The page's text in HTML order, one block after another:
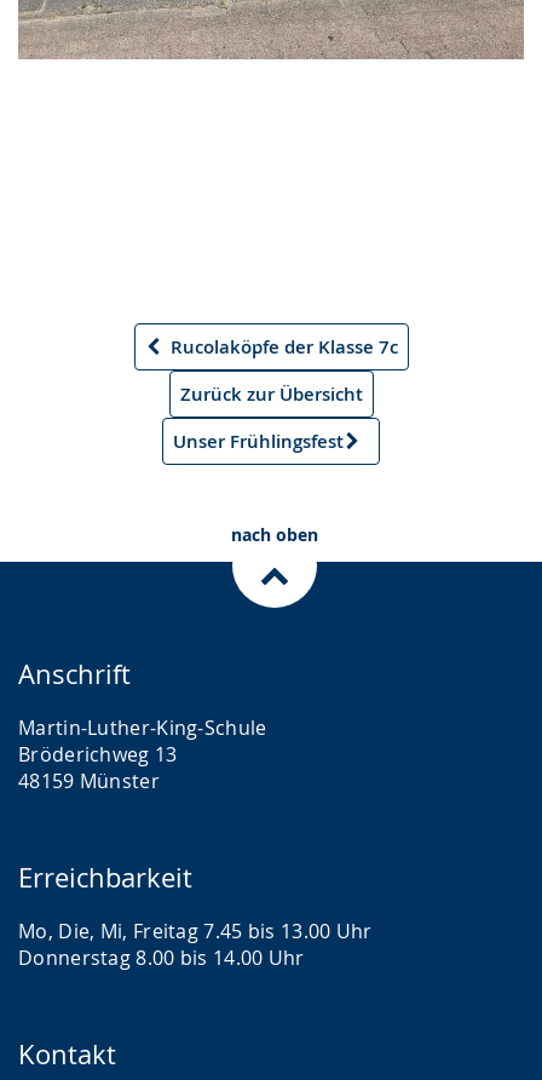
Vorheriger
Artikel
Rucolaköpfe der Klasse 7c
Zurück zur Übersicht
Unser Frühlingsfest
Nächster
nach oben
Anschrift
Martin-Luther-King-Schule
Bröderichweg 13
48159 Münster
Erreichbarkeit
Mo, Die, Mi, Freitag 7.45 bis 13.00 Uhr
Donnerstag 8.00 bis 14.00 Uhr
Kontakt